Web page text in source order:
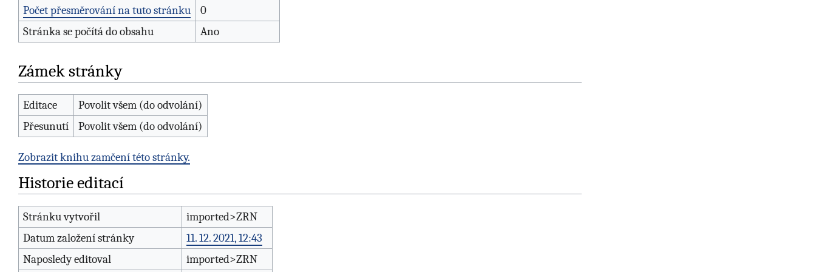
Počet přesměrování na tuto stránku
0
Stránka se počítá do obsahu
Ano
Zámek stránky
Editace
Povolit všem (do odvolání)
Přesunutí
Povolit všem (do odvolání)
Zobrazit knihu zamčení této stránky.
Historie editací
Stránku vytvořil
imported>ZRN
Datum založení stránky
11. 12. 2021, 12:43
Naposledy editoval
imported>ZRN